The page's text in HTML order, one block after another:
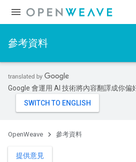
參考資料
Google 會運用 AI 技術將內容翻譯成你偏
OpenWeave 參考資料
提供意見